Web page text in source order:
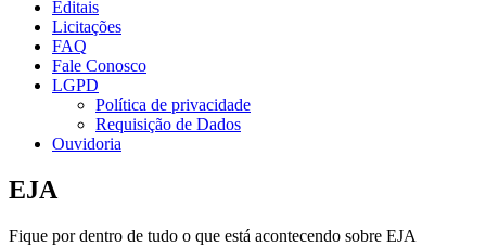
Editais
Licitações
FAQ
Fale Conosco
LGPD
Política de privacidade
Requisição de Dados
Ouvidoria
EJA
Fique por dentro de tudo o que está acontecendo sobre EJA